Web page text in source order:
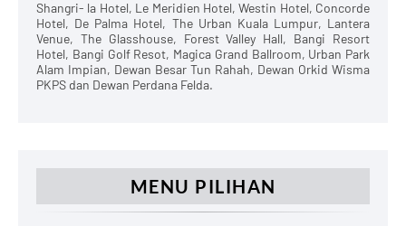
Shangri- la Hotel, Le Meridien Hotel, Westin Hotel, Concorde
Hotel, De Palma Hotel, The Urban Kuala Lumpur, Lantera
Venue, The Glasshouse, Forest Valley Hall, Bangi Resort
Hotel, Bangi Golf Resot, Magica Grand Ballroom, Urban Park
Alam Impian, Dewan Besar Tun Rahah, Dewan Orkid Wisma
PKPS dan Dewan Perdana Felda.
MENU PILIHAN